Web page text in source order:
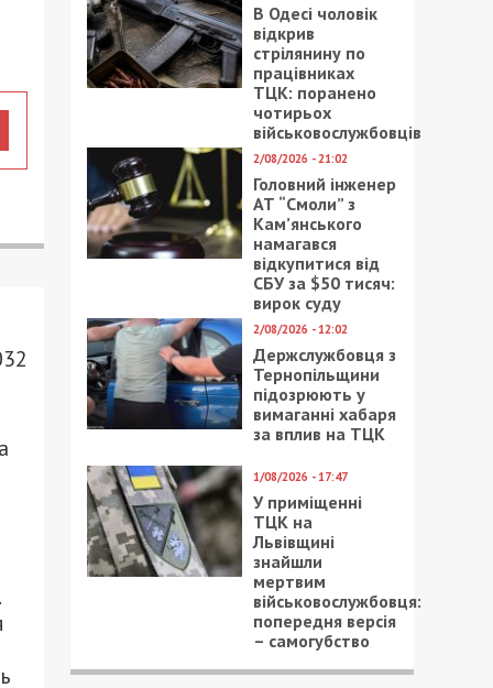
В Одесі чоловік
відкрив
стрілянину по
працівниках
ТЦК: поранено
чотирьох
військовослужбовців
2/08/2026 - 21:02
Головний інженер
АТ “Смоли” з
Кам’янського
намагався
відкупитися від
СБУ за $50 тисяч:
вирок суду
2/08/2026 - 12:02
Держслужбовця з
Тернопільщини
підозрюють у
вимаганні хабаря
за вплив на ТЦК
1/08/2026 - 17:47
У приміщенні
ТЦК на
Львівщині
знайшли
мертвим
військовослужбовця:
попередня версія
– самогубство